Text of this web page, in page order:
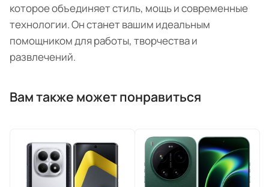
которое объединяет стиль, мощь и современные
технологии. Он станет вашим идеальным
помощником для работы, творчества и
развлечений.
Вам также может понравиться